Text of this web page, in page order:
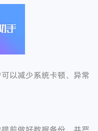
以减少系统卡顿、异常